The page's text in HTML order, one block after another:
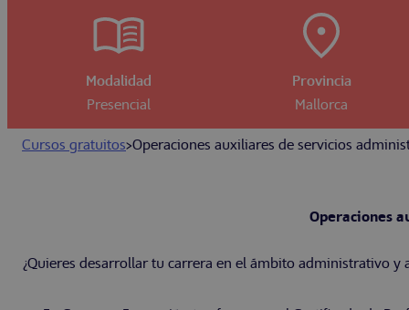
Modalidad
Presencial
Provincia
Mallorca
Cursos gratuitos>Operaciones auxiliares de servicios
Operaciones
¿Quieres desarrollar tu carrera en el ámbito administrativo